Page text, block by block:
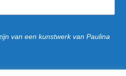
van een kunstwerk van Paulina